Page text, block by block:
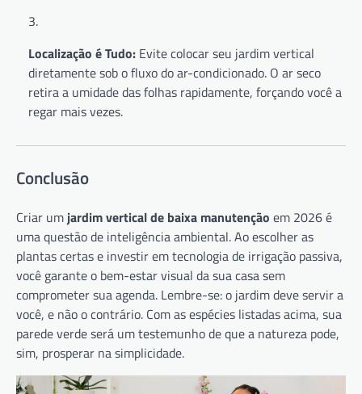
Localização é Tudo: Evite colocar seu jardim vertical
diretamente sob o fluxo do ar-condicionado. O ar seco
retira a umidade das folhas rapidamente, forçando você a
regar mais vezes.
Conclusão
Criar um jardim vertical de baixa manutenção em 2026 é
uma questão de inteligência ambiental. Ao escolher as
plantas certas e investir em tecnologia de irrigação passiva,
você garante o bem-estar visual da sua casa sem
comprometer sua agenda. Lembre-se: o jardim deve servir a
você, e não o contrário. Com as espécies listadas acima, sua
parede verde será um testemunho de que a natureza pode,
sim, prosperar na simplicidade.